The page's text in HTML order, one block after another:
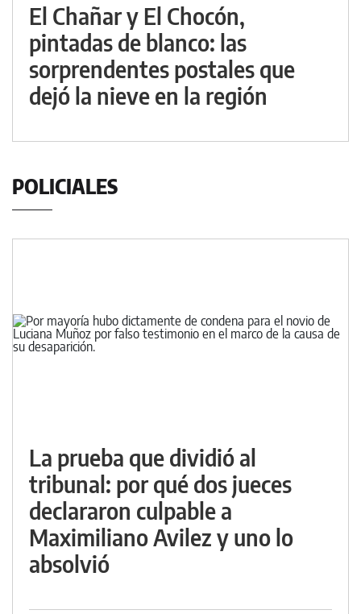
El Chañar y El Chocón,
pintadas de blanco: las
sorprendentes postales que
dejó la nieve en la región
POLICIALES
La prueba que dividió al
tribunal: por qué dos jueces
declararon culpable a
Maximiliano Avilez y uno lo
absolvió